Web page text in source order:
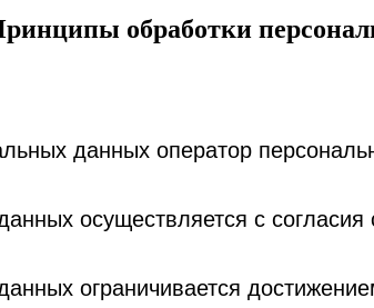
обработки
данных оператор
осуществляется с
ограничивается